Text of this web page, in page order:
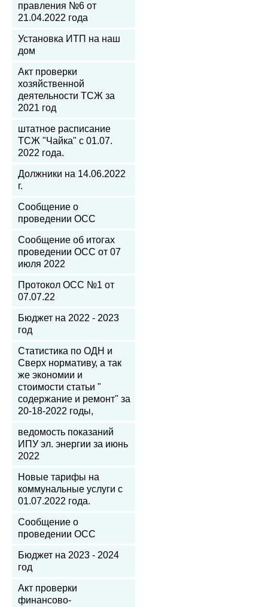
правления №6 от
21.04.2022 года
Установка ИТП на наш
дом
Акт проверки
хозяйственной
деятельности ТСЖ за
2021 год
штатное расписание
ТСЖ "Чайка" с 01.07.
2022 года.
Должники на 14.06.2022
г.
Сообщение о
проведении ОСС
Сообщение об итогах
проведении ОСС от 07
июля 2022
Протокол ОСС №1 от
07.07.22
Бюджет на 2022 - 2023
год
Статистика по ОДН и
Сверх нормативу, а так
же экономии и
стоимости статьи "
содержание и ремонт" за
20-18-2022 годы,
ведомость показаний
ИПУ эл. энергии за июнь
2022
Новые тарифы на
коммунальные услуги с
01.07.2022 года.
Сообщение о
проведении ОСС
Бюджет на 2023 - 2024
год
Акт проверки
финансово-